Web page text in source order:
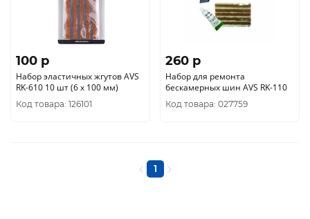
100 p
Набор эластичных жгутов AVS
RK-610 10 шт (6 х 100 мм)
Код товара: 126101
260 p
Набор для ремонта
бескамерных шин AVS RK-110
Код товара: 027759
1